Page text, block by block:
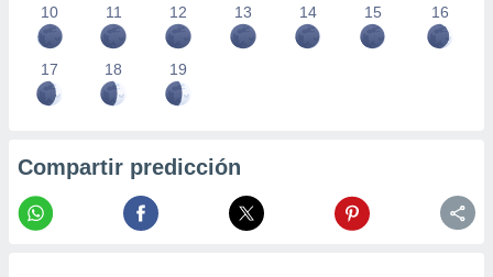
10 11 12 13 14 15 16
17 18 19
Compartir predicción